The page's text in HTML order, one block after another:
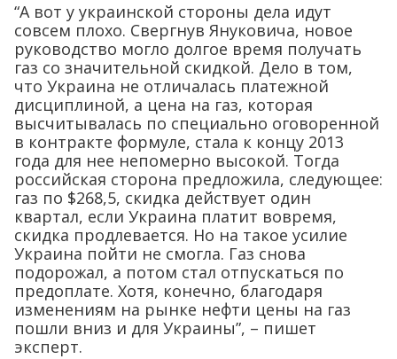
“А вот у украинской стороны дела идут
совсем плохо. Свергнув Януковича, новое
руководство могло долгое время получать
газ со значительной скидкой. Дело в том,
что Украина не отличалась платежной
дисциплиной, а цена на газ, которая
высчитывалась по специально оговоренной
в контракте формуле, стала к концу 2013
года для нее непомерно высокой. Тогда
российская сторона предложила, следующее:
газ по $268,5, скидка действует один
квартал, если Украина платит вовремя,
скидка продлевается. Но на такое усилие
Украина пойти не смогла. Газ снова
подорожал, а потом стал отпускаться по
предоплате. Хотя, конечно, благодаря
изменениям на рынке нефти цены на газ
пошли вниз и для Украины”, – пишет
эксперт.